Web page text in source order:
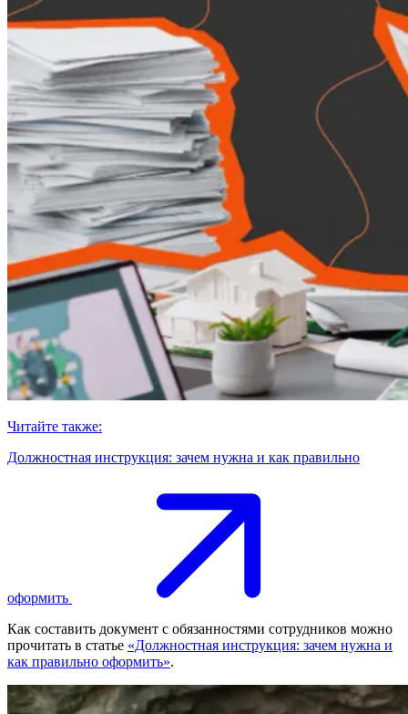
Читайте также:
Должностная инструкция: зачем нужна и как правильно
оформить
Как составить документ с обязанностями сотрудников можно
прочитать в статье «Должностная инструкция: зачем нужна и
как правильно оформить».